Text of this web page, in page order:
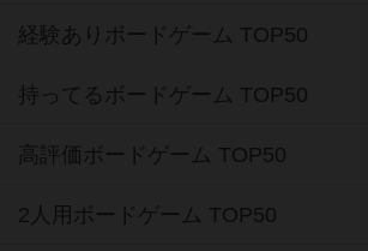
経験ありボードゲーム TOP50
持ってるボードゲーム TOP50
高評価ボードゲーム TOP50
2人用ボードゲーム TOP50